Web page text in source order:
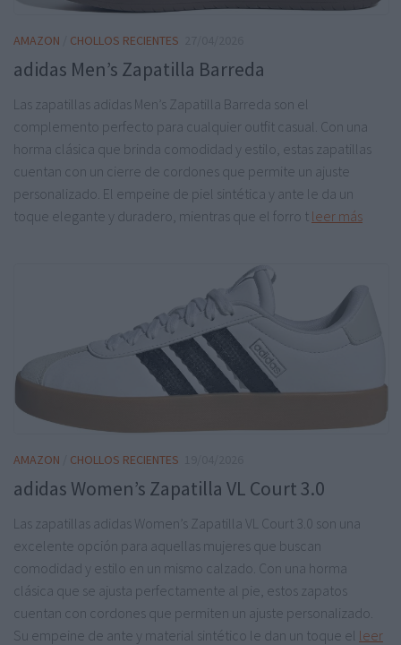
AMAZON CHOLLOS RECIENTES
adidas Men’s Zapatilla Barreda
Las zapatillas adidas Men’s Zapatilla Barreda son el
complemento perfecto para cualquier outfit casual. Con una
horma clásica que brinda comodidad y estilo, estas zapatillas
cuentan con un cierre de cordones que permite un ajuste
personalizado. El empeine de piel sintética y ante le da un
toque elegante y duradero, mientras que el forro t leer más
AMAZON CHOLLOS RECIENTES
adidas Women’s Zapatilla VL Court 3.0
Las zapatillas adidas Women’s Zapatilla VL Court 3.0 son una
excelente opción para aquellas mujeres que buscan
comodidad y estilo en un mismo calzado. Con una horma
clásica que se ajusta perfectamente al pie, estos zapatos
cuentan con cordones que permiten un ajuste personalizado.
Su empeine de ante y material sintético le dan un toque el leer